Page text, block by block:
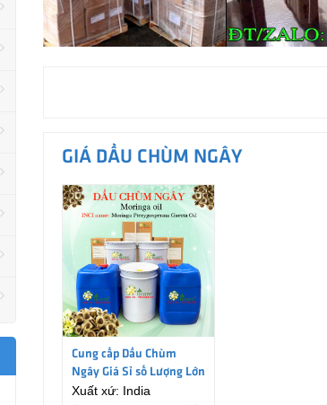
GIÁ DẦU CHÙM NGÂY
Cung cấp Dầu Chùm
Ngây Giá Sỉ số Lượng Lớn
(Lít, Kg)
Xuất xứ: India